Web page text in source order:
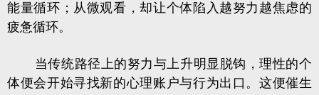
能量循环；从微观看，却让个体陷入越努力越焦虑的
疲惫循环。
当传统路径上的努力与上升明显脱钩，理性的个
体便会开始寻找新的心理账户与行为出口。这便催生